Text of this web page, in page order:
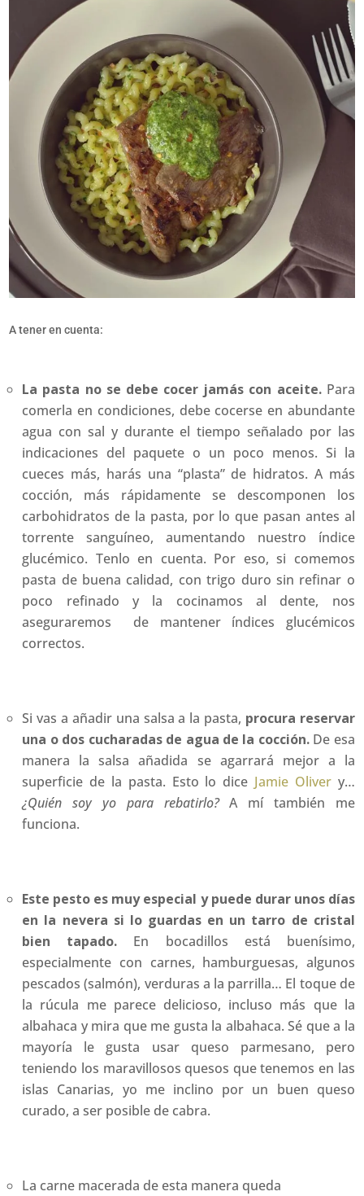
A tener en cuenta:
La pasta no se debe cocer jamás con aceite.Para
comerla en condiciones, debe cocerse en abundante
agua con sal y durante el tiempo señalado por las
indicaciones del paquete o un poco menos. Si la
cueces más, harás una “plasta” de hidratos. A más
cocción, más rápidamente se descomponen los
carbohidratos de la pasta, por lo que pasan antes al
torrente sanguíneo, aumentando nuestro índice
glucémico. Tenlo en cuenta. Por eso, si comemos
pasta de buena calidad, con trigo duro sin refinar o
poco refinado y la cocinamos al dente, nos
aseguraremos de mantener índices glucémicos
correctos.
Si vas a añadir una salsa a la pasta, procura reservar
una o dos cucharadas de agua de la cocción.De esa
manera la salsa añadida se agarrará mejor a la
superficie de la pasta. Esto lo dice Jamie Olivery…
¿Quién soy yo para rebatirlo?A mí también me
funciona.
Este pesto es muy especial y puede durar unos días
en la nevera si lo guardas en un tarro de cristal
bien tapado. En bocadillos está buenísimo,
especialmente con carnes, hamburguesas, algunos
pescados (salmón), verduras a la parrilla… El toque de
la rúcula me parece delicioso, incluso más que la
albahaca y mira que me gusta la albahaca. Sé que a la
mayoría le gusta usar queso parmesano, pero
teniendo los maravillosos quesos que tenemos en las
islas Canarias, yo me inclino por un buen queso
curado, a ser posible de cabra.
La carne macerada de esta manera queda